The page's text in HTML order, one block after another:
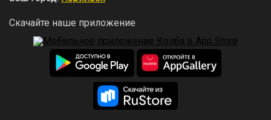
Скачайте наше приложение